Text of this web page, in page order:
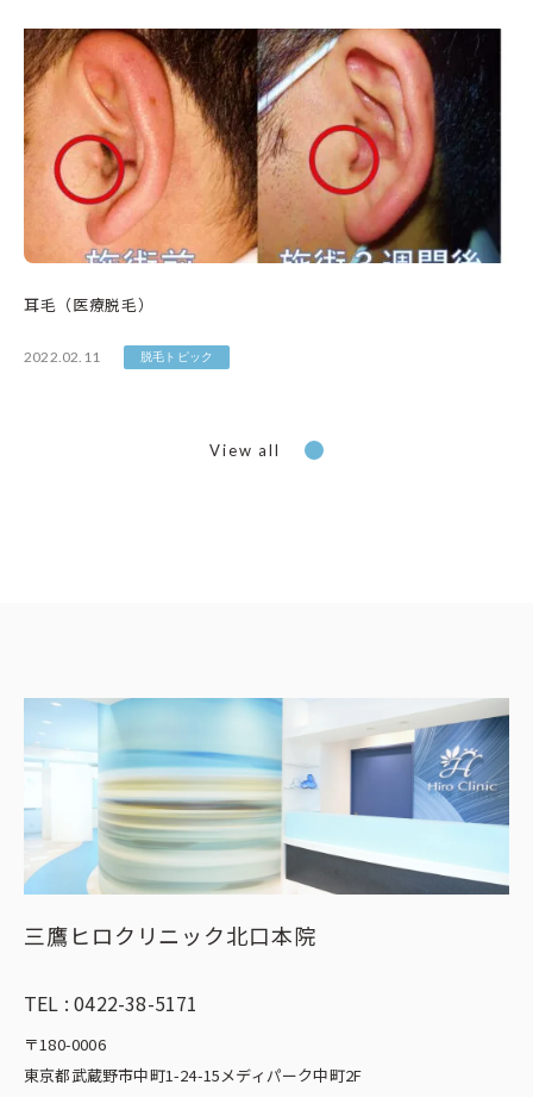
耳毛（医療脱毛）
2022.02.11 脱毛トピック
View all
三鷹ヒロクリニック北口本院
TEL :0422-38-5171
〒180-0006
東京都武蔵野市中町1-24-15メディパーク中町2F